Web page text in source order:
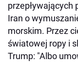
przepływających
Iran o
morskim. Przez
światowej ropy i
Trump: "Albo